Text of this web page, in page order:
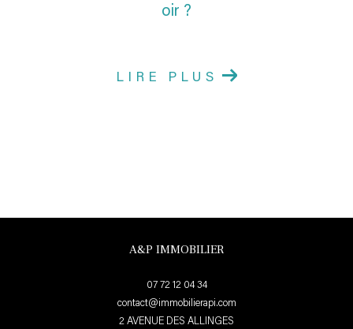
oir ?
LIRE PLUS
A&P IMMOBILIER
07 72 12 04 34
contact@immobilierapi.com
2 AVENUE DES ALLINGES